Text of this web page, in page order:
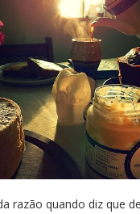
razão quando diz que